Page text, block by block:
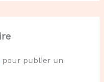
pour publier un